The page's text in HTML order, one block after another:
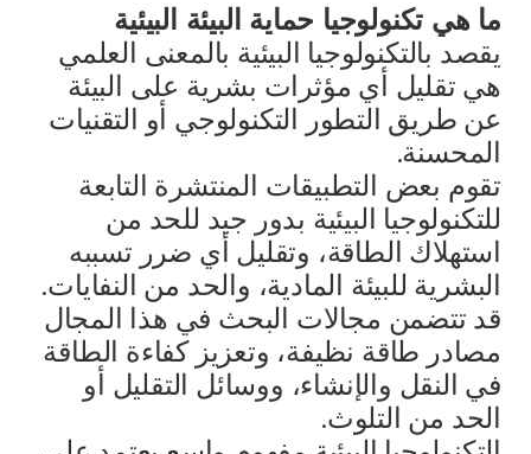
ما هي تكنولوجيا حماية البيئة البيئية
يقصد بالتكنولوجيا البيئية بالمعنى العلمي
هي تقليل أي مؤثرات بشرية على البيئة
عن طريق التطور التكنولوجي أو التقنيات
المحسنة.
تقوم بعض التطبيقات المنتشرة التابعة
للتكنولوجيا البيئية بدور جيد للحد من
استهلاك الطاقة، وتقليل أي ضرر تسببه
البشرية للبيئة المادية، والحد من النفايات.
قد تتضمن مجالات البحث في هذا المجال
مصادر طاقة نظيفة، وتعزيز كفاءة الطاقة
في النقل والإنشاء، ووسائل التقليل أو
الحد من التلوث.